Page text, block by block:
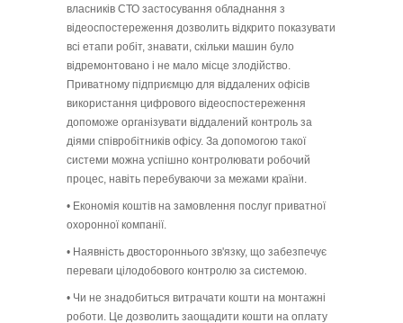
власників СТО застосування обладнання з
відеоспостереження дозволить відкрито показувати
всі етапи робіт, знавати, скільки машин було
відремонтовано і не мало місце злодійство.
Приватному підприємцю для віддалених офісів
використання цифрового відеоспостереження
допоможе організувати віддалений контроль за
діями співробітників офісу. За допомогою такої
системи можна успішно контролювати робочий
процес, навіть перебуваючи за межами країни.
• Економія коштів на замовлення послуг приватної
охоронної компанії.
• Наявність двостороннього зв'язку, що забезпечує
переваги цілодобового контролю за системою.
• Чи не знадобиться витрачати кошти на монтажні
роботи. Це дозволить заощадити кошти на оплату